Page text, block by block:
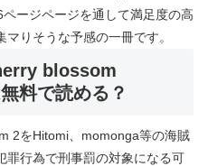
ージページを通して満足度の高
りそうな予感の一冊です。
blossom
料で読める？
2をHitomi、momonga等の海賊
罪行為で刑事罰の対象になる可